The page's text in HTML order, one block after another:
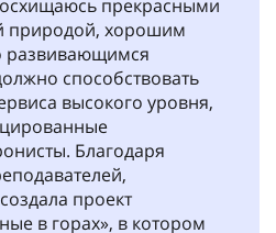
прекрасными
природой, хорошим
развивающимся
способствовать
высокого уровня,
Благодаря
проект
в горах», в котором